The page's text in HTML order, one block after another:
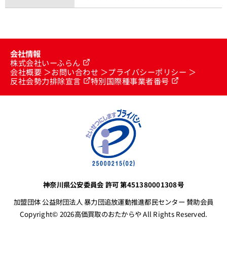
会社情報
株式会社いーふらん
会社概要
お問い合わせ
プライバシーポリシー
反社会勢力排除宣言
特別国際種事業者番号
神奈川県公安委員会 許可 第451380001308号
加盟団体 公益財団法人 暴力団追放運動推進都民センター 賛助会員
Copyright© 2026高価買取のおたからや All Rights Reserved.